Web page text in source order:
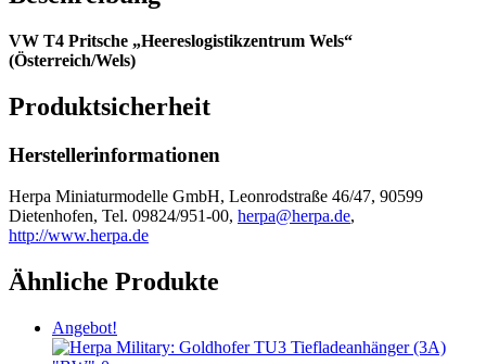
VW T4 Pritsche „Heereslogistikzentrum Wels“
(Österreich/Wels)
Produktsicherheit
Herstellerinformationen
Herpa Miniaturmodelle GmbH, Leonrodstraße 46/47, 90599
Dietenhofen, Tel. 09824/951-00, herpa@herpa.de,
http://www.herpa.de
Ähnliche Produkte
Angebot!